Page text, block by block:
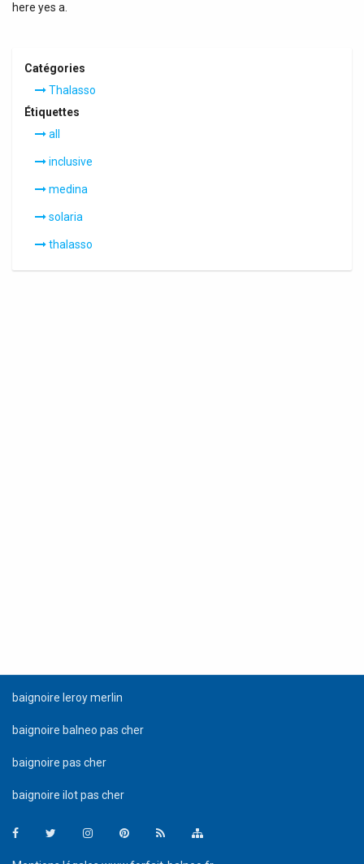
here yes a.
Catégories
Thalasso
Étiquettes
all
inclusive
medina
solaria
thalasso
baignoire leroy merlin
baignoire balneo pas cher
baignoire pas cher
baignoire ilot pas cher
FacebookTwitterInstagramPinterest